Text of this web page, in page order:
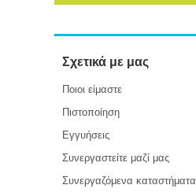
Σχετικά με μας
Ποιοι είμαστε
Πιστοποίηση
Εγγυήσεις
Συνεργαστείτε μαζί μας
Συνεργαζόμενα καταστήματα